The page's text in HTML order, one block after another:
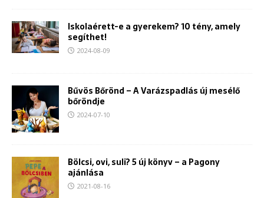
Iskolaérett-e a gyerekem? 10 tény, amely
segíthet!
2024-08-09
Bűvös Bőrönd – A Varázspadlás új mesélő
bőröndje
2024-07-10
Bölcsi, ovi, suli? 5 új könyv – a Pagony
ajánlása
2021-08-16